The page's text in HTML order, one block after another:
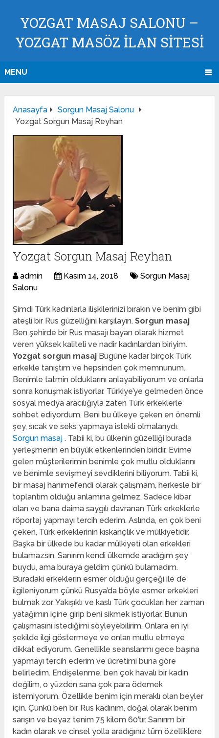
YOZGAT MASAJ SALONU –
YOZGAT MASÖZ İLAN SİTESİ
MENU
Anasayfa
Sorgun Masaj Salonu
Yozgat Sorgun Masaj Reyhan
Yozgat Sorgun Masaj Reyhan
admin Kasım 14, 2018
Sorgun Masaj
Salonu
Şimdi Türk kadınlarla ilişkilerinizi bırakın ve benim gibi
ateşli bir Rus güzelliğini karşılayın.Sorgun masaj
Ben şehirde bir Rus masajı bayan olarak hizmet
veren yüksek kaliteli ve nadir kadınlardan biriyim.
Yozgat sorgun masaj Bugüne kadar birçok Türk
erkekle tanıştım ve hepsinden çok memnunum.
Benimle tatmin olduklarını anlayabiliyorum ve onlarla
sonra konuşmak istiyorlar. Türkiye’ye gelmeden önce
sosyal medya aracılığıyla zaten Türk erkeklerle
sohbet ediyordum. Beni bu ülkeye çeken en önemli
şey, sıcak ve seks yapmaya istekli olmalarıydı.
Sorgun masaj. Tabii ki, bu ülkenin güzelliği burada
yerleşmenin en büyük etkenlerinden biridir. Evime
gelen müşterilerimin benimle çok mutlu olduklarını
ve benimle sevişmeyi sevdiklerini biliyorum. Tabii ki,
bir masaj hanımefendi olarak çalışmam, herkesle bir
toplantım olduğu anlamına gelmez. Sadece kibar
olan ve bana daima saygılı davranan Türk erkeklerle
röportaj yapmayı tercih ederim. Aslında, en çok beni
çeken, Türk erkeklerinin kıskançlık ve mülkiyetidir.
Başka bir ülkede bu kadar mülkiyeti olan erkekleri
bulamazsın. Sanırım kendi ülkemde aradığım şey
buydu, ama buraya geldim çünkü bulamadım.
Buradaki erkeklerin esmer olduğu gerçeği ile de
ilgileniyorum çünkü Rusya’da böyle esmer erkekleri
bulmak zor. Yakışıklı ve kaslı Türk çocukları her zaman
yatağımın içine girip beni sikmek istiyorlar. Bunun
çalışmasını istediğimi söyleyebilirim. Onlara en iyi
şekilde ilgi göstermeye ve onları mutlu etmeye
dikkat ediyorum. Genellikle seanslarımı gece başına
yapmayı tercih ederim ve ücretimi buna göre
belirledim. Endişelenme, ben çok havalı bir kadın
değilim, o yüzden sana çok para ödemek
istemiyorum. Özellikle benim için meraklı olan beyler
için. Çünkü ben bir Rus kadınım, doğal olarak benim
sarışın ve beyaz tenim 75 kilom 60’tır. Sanırım bir
kadın olarak ve cinsel yolla aradığınız tüm özelliklere